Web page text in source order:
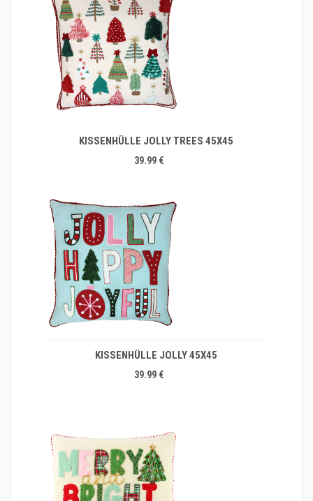
KISSENHÜLLE JOLLY TREES 45X45
39.99 €
KISSENHÜLLE JOLLY 45X45
39.99 €